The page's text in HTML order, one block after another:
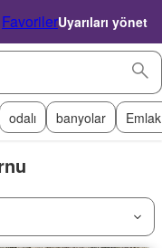
FavorilerUyarıları yönet
odalı banyolar